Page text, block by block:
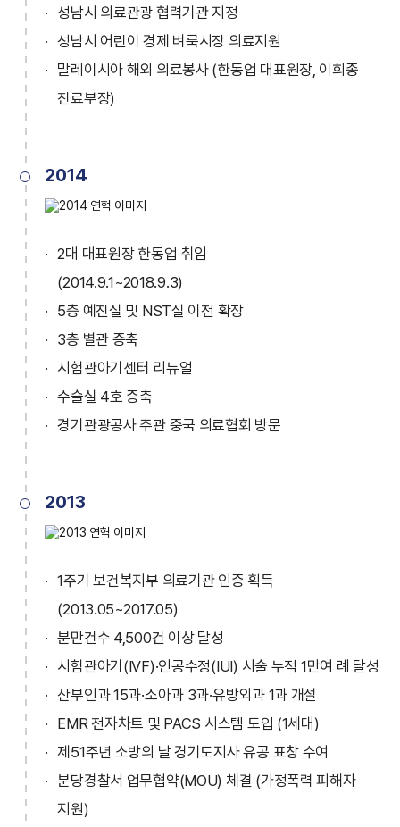
성남시 의료관광 협력기관 지정
성남시 어린이 경제 벼룩시장 의료지원
말레이시아 해외 의료봉사 (한동업 대표원장, 이희종
진료부장)
2014
2대 대표원장 한동업 취임
(2014.9.1~2018.9.3)
5층 예진실 및 NST실 이전 확장
3층 별관 증축
시험관아기센터 리뉴얼
수술실 4호 증축
경기관광공사 주관 중국 의료협회 방문
2013
1주기 보건복지부 의료기관 인증 획득
(2013.05~2017.05)
분만건수 4,500건 이상 달성
시험관아기(IVF)·인공수정(IUI) 시술 누적 1만여 례 달성
산부인과 15과·소아과 3과·유방외과 1과 개설
EMR 전자차트 및 PACS 시스템 도입 (1세대)
제51주년 소방의 날 경기도지사 유공 표창 수여
분당경찰서 업무협약(MOU) 체결 (가정폭력 피해자
지원)